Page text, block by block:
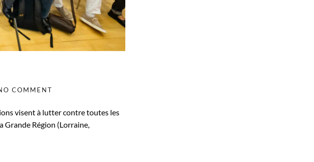
COMMENT
visent à lutter contre toutes les
Grande Région (Lorraine,